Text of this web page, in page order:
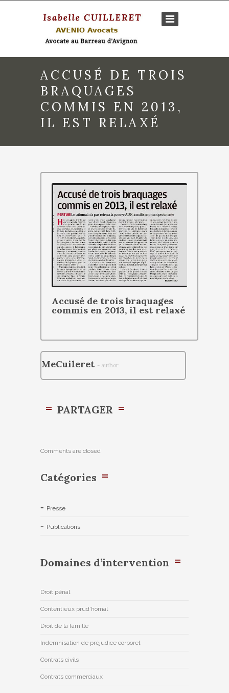
ACCUSÉ DE TROIS
BRAQUAGES
COMMIS EN 2013,
IL EST RELAXÉ
Accusé de trois braquages
commis en 2013, il est relaxé
MeCuileret - author
PARTAGER
Comments are closed
Catégories
Presse
Publications
Domaines d’intervention
Droit pénal
Contentieux prud’homal
Droit de la famille
Indemnisation de préjudice corporel
Contrats civils
Contrats commerciaux